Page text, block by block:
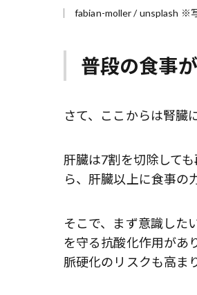
fabian-moller / unsplash ※
普段の食事
さて、ここからは腎臓
肝臓は7割を切除して
ら、肝臓以上に食事の
そこで、まず意識した
を守る抗酸化作用があ
脈硬化のリスクも高ま